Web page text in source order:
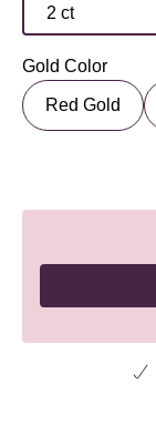
Select
Gold Color
Red Gold